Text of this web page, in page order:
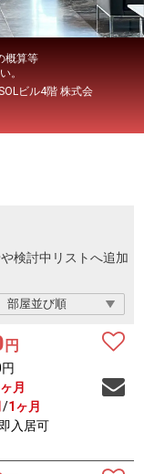
概算等
。
ビル4階 株式会
検討中リストへ追加
円
月
/1ヶ月
入居可